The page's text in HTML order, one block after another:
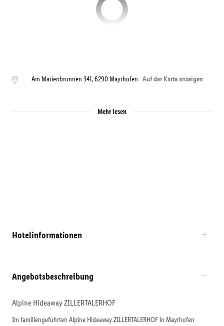
Am Marienbrunnen 341,6290 Mayrhofen Auf der Karte anzeigen
Mehr lesen
Hotelinformationen
Angebotsbeschreibung
Alpine Hideaway ZILLERTALERHOF
Im familiengeführten Alpine Hideaway ZILLERTALERHOF in Mayrhofen